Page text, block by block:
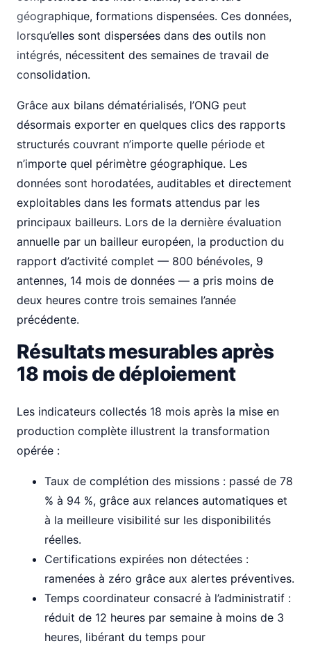
géographique, formations dispensées. Ces données,
lorsqu’elles sont dispersées dans des outils non
intégrés, nécessitent des semaines de travail de
consolidation.
Grâce aux bilans dématérialisés, l’ONG peut
désormais exporter en quelques clics des rapports
structurés couvrant n’importe quelle période et
n’importe quel périmètre géographique. Les
données sont horodatées, auditables et directement
exploitables dans les formats attendus par les
principaux bailleurs. Lors de la dernière évaluation
annuelle par un bailleur européen, la production du
rapport d’activité complet — 800 bénévoles, 9
antennes, 14 mois de données — a pris moins de
deux heures contre trois semaines l’année
précédente.
Résultats mesurables après
18 mois de déploiement
Les indicateurs collectés 18 mois après la mise en
production complète illustrent la transformation
opérée :
Taux de complétion des missions : passé de 78
% à 94 %, grâce aux relances automatiques et
à la meilleure visibilité sur les disponibilités
réelles.
Certifications expirées non détectées :
ramenées à zéro grâce aux alertes préventives.
Temps coordinateur consacré à l’administratif :
réduit de 12 heures par semaine à moins de 3
heures, libérant du temps pour